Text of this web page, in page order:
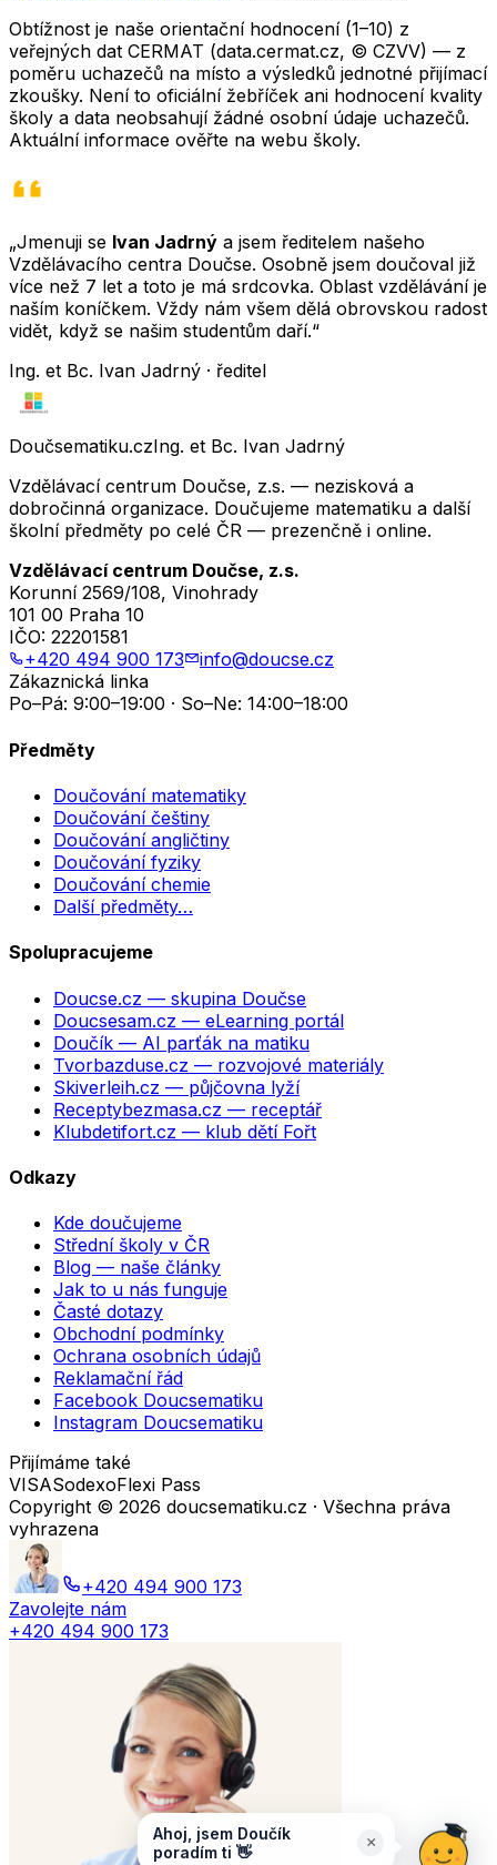
Obtížnost je naše orientační hodnocení (1–10) z
veřejných dat CERMAT (data.cermat.cz, © CZVV) — z
poměru uchazečů na místo a výsledků jednotné přijímací
zkoušky. Není to oficiální žebříček ani hodnocení kvality
školy a data neobsahují žádné osobní údaje uchazečů.
Aktuální informace ověřte na webu školy.
„Jmenuji se Ivan Jadrný a jsem ředitelem našeho
Vzdělávacího centra Doučse. Osobně jsem doučoval již
více než 7 let a toto je má srdcovka. Oblast vzdělávání je
naším koníčkem. Vždy nám všem dělá obrovskou radost
vidět, když se našim studentům daří.“
Ing. et Bc. Ivan Jadrný · ředitel
Doučsematiku.czIng. et Bc. Ivan Jadrný
Vzdělávací centrum Doučse, z.s. — nezisková a
dobročinná organizace. Doučujeme matematiku a další
školní předměty po celé ČR — prezenčně i online.
Vzdělávací centrum Doučse, z.s.
Korunní 2569/108, Vinohrady
101 00 Praha 10
IČO: 22201581
+420 494 900 173
info@doucse.cz
Zákaznická linka
Po–Pá: 9:00–19:00 · So–Ne: 14:00–18:00
Předměty
Doučování matematiky
Doučování češtiny
Doučování angličtiny
Doučování fyziky
Doučování chemie
Další předměty…
Spolupracujeme
Doucse.cz — skupina Doučse
Doucsesam.cz — eLearning portál
Doučík — AI parťák na matiku
Tvorbazduse.cz — rozvojové materiály
Skiverleih.cz — půjčovna lyží
Receptybezmasa.cz — receptář
Klubdetifort.cz — klub dětí Fořt
Odkazy
Kde doučujeme
Střední školy v ČR
Blog — naše články
Jak to u nás funguje
Časté dotazy
Obchodní podmínky
Ochrana osobních údajů
Reklamační řád
Facebook Doucsematiku
Instagram Doucsematiku
Přijímáme také
VISASodexoFlexi Pass
Copyright © 2026 doucsematiku.cz · Všechna práva
vyhrazena
+420 494 900 173
Zavolejte nám
+420 494 900 173
Ahoj, jsem Doučík
poradím ti 👋
×